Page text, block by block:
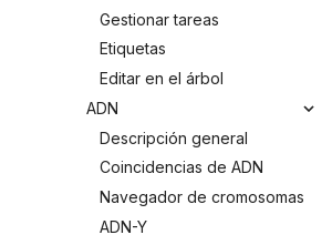
Gestionar tareas
Etiquetas
Editar en el árbol
ADN
Descripción general
Coincidencias de ADN
Navegador de cromosomas
ADN-Y